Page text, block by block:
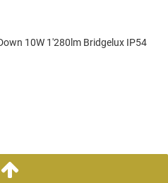
10W 1'280lm Bridgelux IP54